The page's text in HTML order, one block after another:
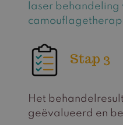
laser behandeling
Stap 3
Het
geëvalueerd en